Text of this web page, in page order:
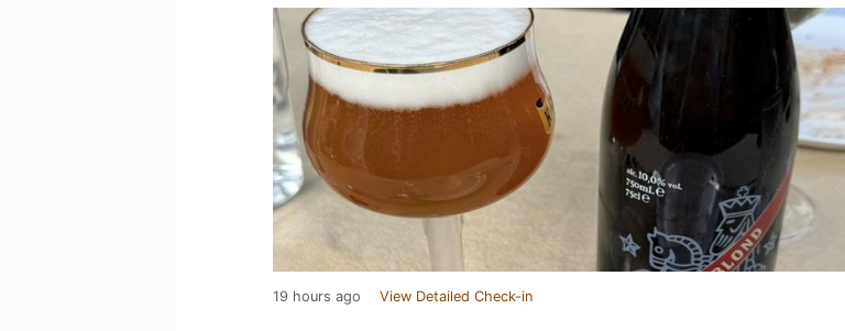
19 hours ago View Detailed Check-in